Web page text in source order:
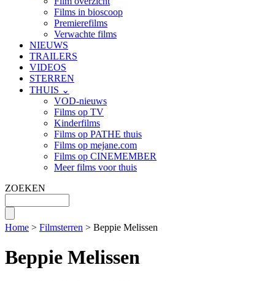
Films in bioscoop
Premierefilms
Verwachte films
NIEUWS
TRAILERS
VIDEOS
STERREN
THUIS ⌄
VOD-nieuws
Films op TV
Kinderfilms
Films op PATHE thuis
Films op mejane.com
Films op CINEMEMBER
Meer films voor thuis
ZOEKEN
Home > Filmsterren > Beppie Melissen
Beppie Melissen